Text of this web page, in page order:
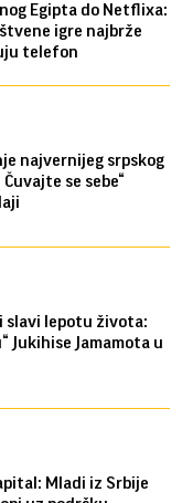
Egipta do Netflixa:
igre najbrže
telefon
najvernijeg srpskog
se sebe“
slavi lepotu života:
Jukihise Jamamota u
Mladi iz Srbije